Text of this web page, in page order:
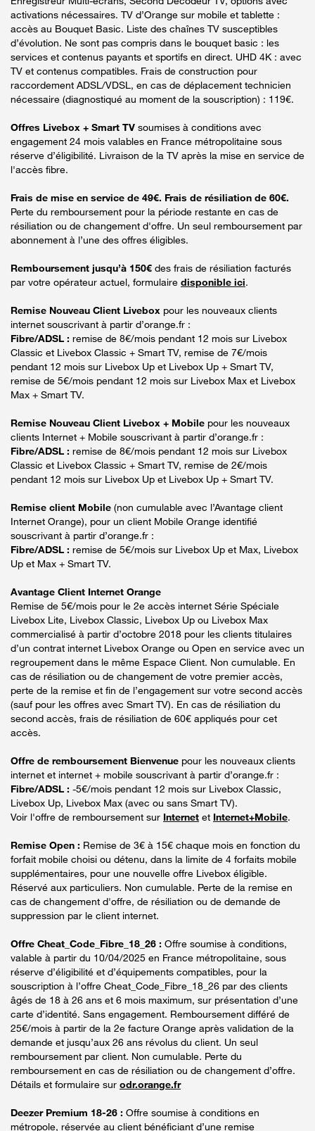
activations nécessaires. TV d’Orange sur mobile et tablette :
accès au Bouquet Basic. Liste des chaînes TV susceptibles
d’évolution. Ne sont pas compris dans le bouquet basic : les
services et contenus payants et sportifs en direct. UHD 4K : avec
TV et contenus compatibles. Frais de construction pour
raccordement ADSL/VDSL, en cas de déplacement technicien
nécessaire (diagnostiqué au moment de la souscription) : 119€.
Offres Livebox + Smart TV soumises à conditions avec
engagement 24 mois valables en France métropolitaine sous
réserve d’éligibilité. Livraison de la TV après la mise en service de
l'accès fibre.
Frais de mise en service de 49€. Frais de résiliation de 60€.
Perte du remboursement pour la période restante en cas de
résiliation ou de changement d'offre. Un seul remboursement par
abonnement à l’une des offres éligibles.
Remboursement jusqu’à 150€ des frais de résiliation facturés
par votre opérateur actuel, formulaire disponible ici.
Remise Nouveau Client Livebox pour les nouveaux clients
internet souscrivant à partir d’orange.fr :
Fibre/ADSL : remise de 8€/mois pendant 12 mois sur Livebox
Classic et Livebox Classic + Smart TV, remise de 7€/mois
pendant 12 mois sur Livebox Up et Livebox Up + Smart TV,
remise de 5€/mois pendant 12 mois sur Livebox Max et Livebox
Max + Smart TV.
Remise Nouveau Client Livebox + Mobile pour les nouveaux
clients Internet + Mobile souscrivant à partir d’orange.fr :
Fibre/ADSL : remise de 8€/mois pendant 12 mois sur Livebox
Classic et Livebox Classic + Smart TV, remise de 2€/mois
pendant 12 mois sur Livebox Up et Livebox Up + Smart TV.
Remise client Mobile (non cumulable avec l’Avantage client
Internet Orange), pour un client Mobile Orange identifié
souscrivant à partir d’orange.fr :
Fibre/ADSL : remise de 5€/mois sur Livebox Up et Max, Livebox
Up et Max + Smart TV.
Avantage Client Internet Orange
Remise de 5€/mois pour le 2e accès internet Série Spéciale
Livebox Lite, Livebox Classic, Livebox Up ou Livebox Max
commercialisé à partir d’octobre 2018 pour les clients titulaires
d’un contrat internet Livebox Orange ou Open en service avec un
regroupement dans le même Espace Client. Non cumulable. En
cas de résiliation ou de changement de votre premier accès,
perte de la remise et fin de l’engagement sur votre second accès
(sauf pour les offres avec Smart TV). En cas de résiliation du
second accès, frais de résiliation de 60€ appliqués pour cet
accès.
Offre de remboursement Bienvenue pour les nouveaux clients
internet et internet + mobile souscrivant à partir d’orange.fr :
Fibre/ADSL : -5€/mois pendant 12 mois sur Livebox Classic,
Livebox Up, Livebox Max (avec ou sans Smart TV).
Voir l'offre de remboursement sur Internet et Internet+Mobile.
Remise Open : Remise de 3€ à 15€ chaque mois en fonction du
forfait mobile choisi ou détenu, dans la limite de 4 forfaits mobile
supplémentaires, pour une nouvelle offre Livebox éligible.
Réservé aux particuliers. Non cumulable. Perte de la remise en
cas de changement d'offre, de résiliation ou de demande de
suppression par le client internet.
Offre Cheat_Code_Fibre_18_26 : Offre soumise à conditions,
valable à partir du 10/04/2025 en France métropolitaine, sous
réserve d’éligibilité et d’équipements compatibles, pour la
souscription à l’offre Cheat_Code_Fibre_18_26 par des clients
âgés de 18 à 26 ans et 6 mois maximum, sur présentation d’une
carte d’identité. Sans engagement. Remboursement différé de
25€/mois à partir de la 2e facture Orange après validation de la
demande et jusqu’aux 26 ans révolus du client. Un seul
remboursement par client. Non cumulable. Perte du
remboursement en cas de résiliation ou de changement d’offre.
Détails et formulaire sur odr.orange.fr
Deezer Premium 18-26 : Offre soumise à conditions en
métropole, réservée au client bénéficiant d’une remise